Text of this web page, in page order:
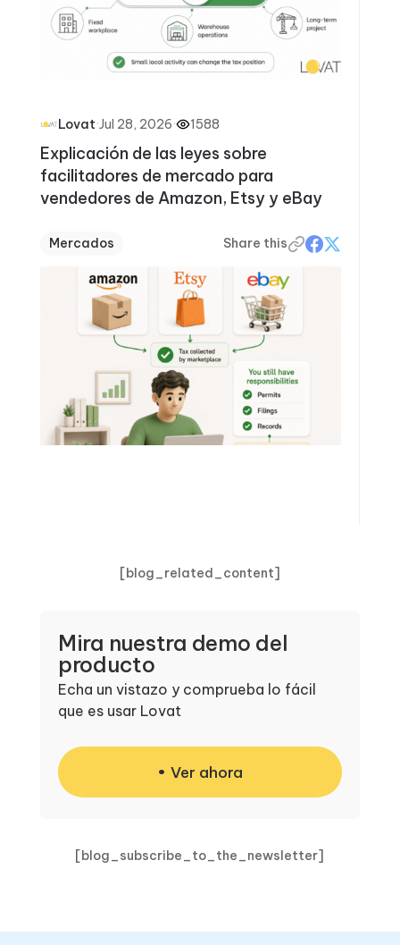
Lovat·Jul 28, 2026· 1588
Explicación de las leyes sobre
facilitadores de mercado para
vendedores de Amazon, Etsy y eBay
Mercados Share this
[blog_related_content]
Mira nuestra demo del
producto
Echa un vistazo y comprueba lo fácil
que es usar Lovat
Ver ahora
[blog_subscribe_to_the_newsletter]